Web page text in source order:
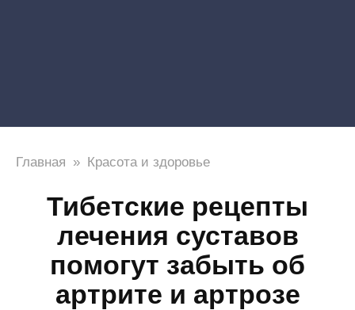
Главная » Красота и здоровье
Тибетские рецепты
лечения суставов
помогут забыть об
артрите и артрозе